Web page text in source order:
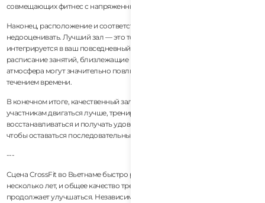
совмещающих фитнес с напряженным рабочим графиком.
Наконец, расположение и соответствие образу жизни не следует
недооценивать. Лучший зал — это тот, который естественно
интегрируется в ваш повседневный распорядок. Удобный доступ,
расписание занятий, близлежащие кафе, наличие парковки и общая
атмосфера могут значительно повлиять на поддержание постоянства с
течением времени.
В конечном итоге, качественный зал CrossFit должен помогать
участникам двигаться лучше, тренироваться умнее, правильно
восстанавливаться и получать удовольствие от процесса настолько,
чтобы оставаться последовательными годами, а не неделями.
---
Сцена CrossFit во Вьетнаме быстро развивалась за последние
несколько лет, и общее качество тренерства в крупных городах
продолжает улучшаться. Независимо от того, являетесь ли вы экспатом,